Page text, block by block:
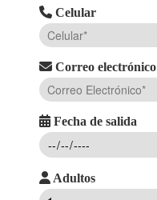
Celular
Correo electrónico
Fecha de salida
Adultos